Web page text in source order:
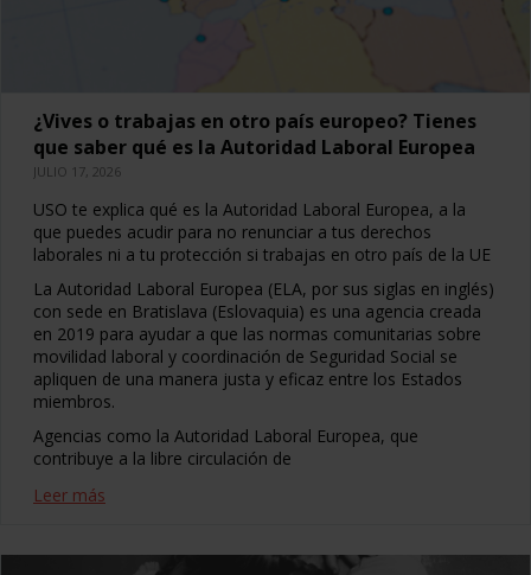
¿Vives o trabajas en otro país europeo? Tienes
que saber qué es la Autoridad Laboral Europea
JULIO 17, 2026
USO te explica qué es la Autoridad Laboral Europea, a la
que puedes acudir para no renunciar a tus derechos
laborales ni a tu protección si trabajas en otro país de la UE
La Autoridad Laboral Europea (ELA, por sus siglas en inglés)
con sede en Bratislava (Eslovaquia) es una agencia creada
en 2019 para ayudar a que las normas comunitarias sobre
movilidad laboral y coordinación de Seguridad Social se
apliquen de una manera justa y eficaz entre los Estados
miembros.
Agencias como la Autoridad Laboral Europea, que
contribuye a la libre circulación de
Leer más